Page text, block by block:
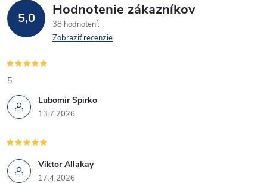
5,0 Hodnotenie zákazníkov
38 hodnotení
Zobraziť recenzie
Lubomir Spirko
13.7.2026
5
Viktor Allakay
17.4.2026